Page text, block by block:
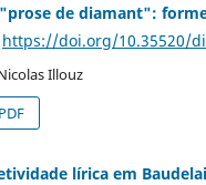
de diamant":
https://doi.org/10.35520/
Illouz
PDF
lírica em